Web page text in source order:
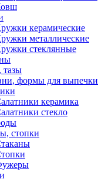
керамические
металлические
стеклянные
формы для выпечки
керамика
стекло
стопки